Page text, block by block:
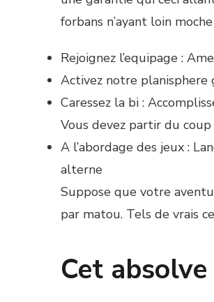
forbans n’ayant loin
Rejoignez l’equipage :
Activez notre planisphere
Caressez la bi :
Vous devez partir du
A l’abordage des jeux :
alterne
Suppose que votre
par matou. Tels de vrais
Cet